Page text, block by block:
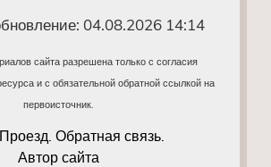
04.08.2026 14:14
сайта разрешена только с согласия
и с обязательной обратной ссылкой на
первоисточник.
Обратная связь.
Автор сайта